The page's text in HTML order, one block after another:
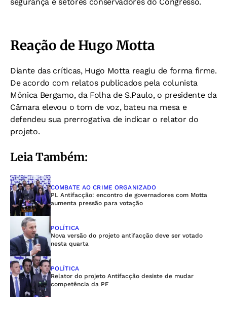
Reação de Hugo Motta
Diante das críticas, Hugo Motta reagiu de forma firme.
De acordo com relatos publicados pela colunista
Mônica Bergamo, da Folha de S.Paulo, o presidente da
Câmara elevou o tom de voz, bateu na mesa e
defendeu sua prerrogativa de indicar o relator do
projeto.
Leia Também:
COMBATE AO CRIME ORGANIZADO
PL Antifacção: encontro de governadores com Motta
aumenta pressão para votação
POLÍTICA
Nova versão do projeto antifacção deve ser votado
nesta quarta
POLÍTICA
Relator do projeto Antifacção desiste de mudar
competência da PF